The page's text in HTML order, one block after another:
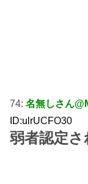
74: 名無しさん
ID:ulrUCFO30
弱者認定